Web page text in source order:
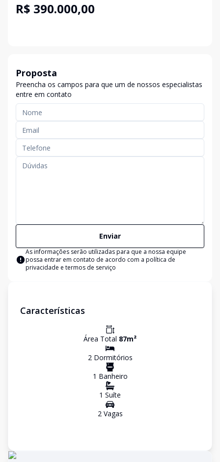
R$ 390.000,00
Proposta
Preencha os campos para que um de nossos especialistas
entre em contato
Enviar
As informações serão utilizadas para que a nossa equipe
possa entrar em contato de acordo com a política de
privacidade e termos de serviço
Características
Área Total 87m²
2Dormitórios
1 Banheiro
1 Suíte
2Vagas